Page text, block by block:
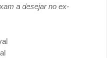
a desejar no ex-